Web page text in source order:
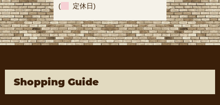
( 定休日)
Shopping Guide